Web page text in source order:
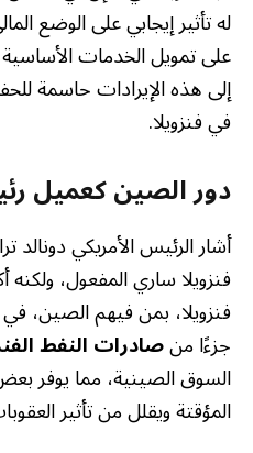
له تأثير إيجابي على الوضع
على تمويل الخدمات الأساسية
إلى هذه الإيرادات حاسمة
في فنزويلا.
دور الصين كعميل
أشار الرئيس الأمريكي
فنزويلا ساري المفعول، ولكنه
فنزويلا، بمن فيهم الصين،
جزءًا منصادرات النفط
السوق الصينية، مما يوفر
المؤقتة ويقلل من تأثير